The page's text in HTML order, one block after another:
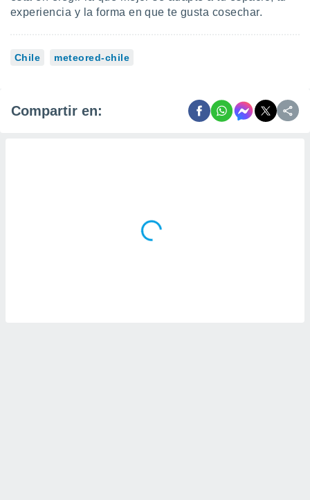
experiencia y la forma en que te gusta cosechar.
Chile meteored-chile
Compartir en: